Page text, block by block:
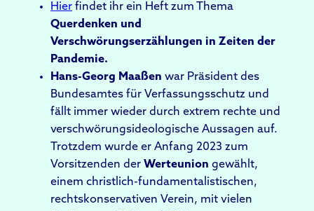
Hier findet ihr ein Heft zum Thema
Querdenken und
Verschwörungserzählungen in Zeiten der
Pandemie.
Hans-Georg Maaßen war Präsident des
Bundesamtes für Verfassungsschutz und
fällt immer wieder durch extrem rechte und
verschwörungsideologische Aussagen auf.
Trotzdem wurde er Anfang 2023 zum
Vorsitzenden der Werteunion gewählt,
einem christlich-fundamentalistischen,
rechtskonservativen Verein, mit vielen